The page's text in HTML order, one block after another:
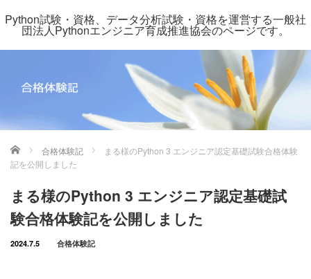
Python試験・資格、データ分析試験・資格を運営する一般社
団法人Pythonエンジニア育成推進協会のページです。
ホーム 合格体験記
まる様のPython 3 エンジニア認定基礎試験合格体験
記を公開しました
まる様のPython 3 エンジニア認定基礎試
験合格体験記を公開しました
2024.7.5 合格体験記